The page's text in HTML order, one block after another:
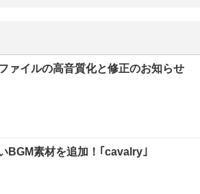
ァイルの高音質化と修正のお知らせ
BGM素材を追加！｢cavalry｣